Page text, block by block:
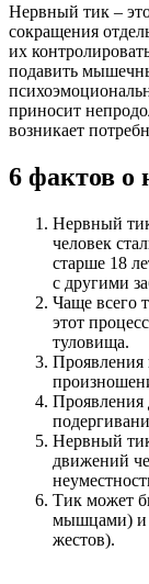
Нервный тик –
сокращения
их
подавить
приносит
возникает
6 фактов о
Нервный
человек
старше 18
с другими
Чаще всего
этот
туловища.
Проявления
Проявления
Нервный
движений
Тик может
мышцами) и
жестов).